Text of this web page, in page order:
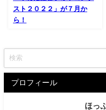
スト２０２２」が７月か
ら！
プロフィール
ほっ